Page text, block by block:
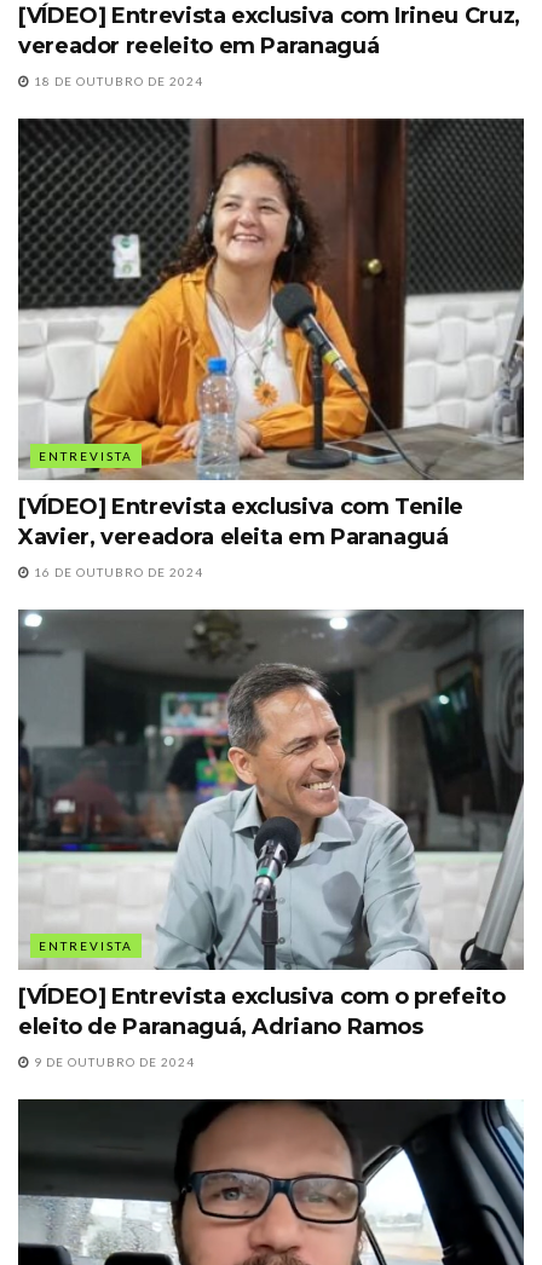
[VÍDEO] Entrevista exclusiva com Irineu Cruz,
vereador reeleito em Paranaguá
18 DE OUTUBRO DE 2024
ENTREVISTA
[VÍDEO] Entrevista exclusiva com Tenile
Xavier, vereadora eleita em Paranaguá
16 DE OUTUBRO DE 2024
ENTREVISTA
[VÍDEO] Entrevista exclusiva com o prefeito
eleito de Paranaguá, Adriano Ramos
9 DE OUTUBRO DE 2024